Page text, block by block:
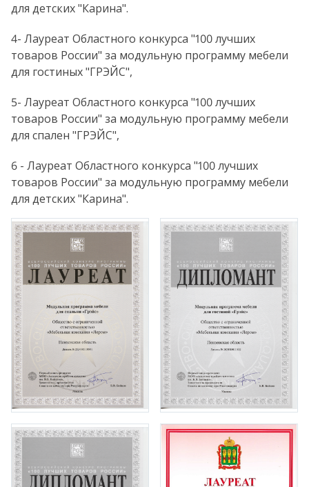
для детских "Карина".
4- Лауреат Областного конкурса "100 лучших
товаров России" за модульную программу мебели
для гостиных "ГРЭЙС",
5- Лауреат Областного конкурса "100 лучших
товаров России" за модульную программу мебели
для спален "ГРЭЙС",
6 - Лауреат Областного конкурса "100 лучших
товаров России" за модульную программу мебели
для детских "Карина".